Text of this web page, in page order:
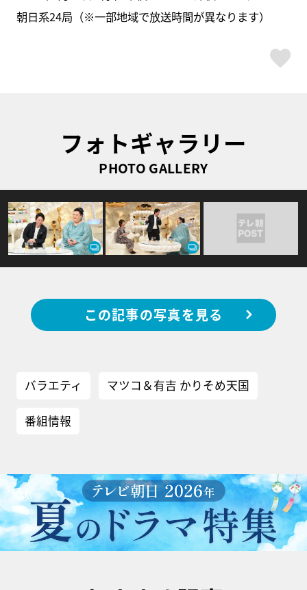
朝日系24局（※一部地域で放送時間が異なります）
フォトギャラリー
PHOTO GALLERY
この記事の写真を見る
バラエティ マツコ＆有吉 かりそめ天国
番組情報